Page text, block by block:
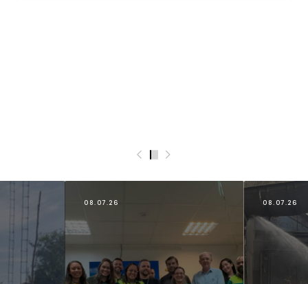
0
12
3
45
08.07.26 08.07.26